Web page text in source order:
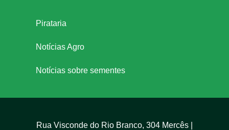
Pirataria
Notícias Agro
Notícias sobre sementes
Rua Visconde do Rio Branco, 304 Mercês |